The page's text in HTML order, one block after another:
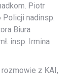
Piotr
Policji nadinsp.
Biura
insp. Irmina
z KAI,